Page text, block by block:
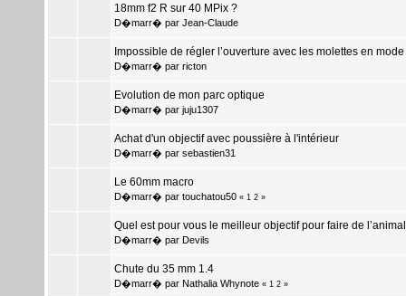
18mm f2 R sur 40 MPix ?
D�marr� par Jean-Claude
Impossible de régler l’ouverture avec les molettes en mode
D�marr� par ricton
Evolution de mon parc optique
D�marr� par juju1307
Achat d'un objectif avec poussière à l'intérieur
D�marr� par sebastien31
Le 60mm macro
D�marr� par touchatou50 « 1 2 »
Quel est pour vous le meilleur objectif pour faire de
D�marr� par Devils
Chute du 35 mm 1.4
D�marr� par Nathalia Whynote « 1 2 »